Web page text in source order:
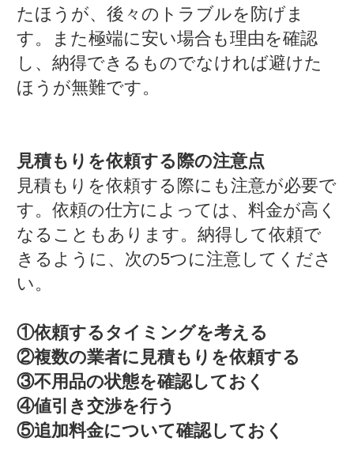
たほうが、後々のトラブルを防げま
す。また極端に安い場合も理由を確認
し、納得できるものでなければ避けた
ほうが無難です。
見積もりを依頼する際の注意点
見積もりを依頼する際にも注意が必要で
す。依頼の仕方によっては、料金が高く
なることもあります。納得して依頼で
きるように、次の5つに注意してくださ
い。
①依頼するタイミングを考える
②複数の業者に見積もりを依頼する
③不用品の状態を確認しておく
④値引き交渉を行う
⑤追加料金について確認しておく